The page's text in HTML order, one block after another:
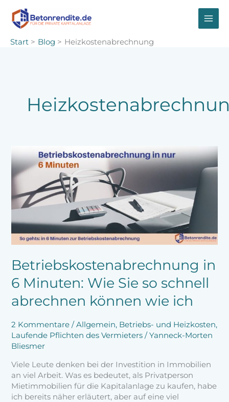
Inhalt
springen
Start
Blog Heizkostenabrechnung
Betriebskostenabrechnung in
6 Minuten: Wie Sie so schnell
abrechnen können wie ich
2 Kommentare /Allgemein, Betriebs- und Heizkosten,
Laufende Pflichten des Vermieters /Yanneck-Morten
Bliesmer
Viele Leute denken bei der Investition in Immobilien
an viel Arbeit. Was es bedeutet, als Privatperson
Mietimmobilien für die Kapitalanlage zu kaufen, habe
ich bereits näher erläutert, aber auf eine viel
Betriebskostenabrechnung
in
Minuten:
Wie
Sie
schnell
abrechnen
können
wie
ich